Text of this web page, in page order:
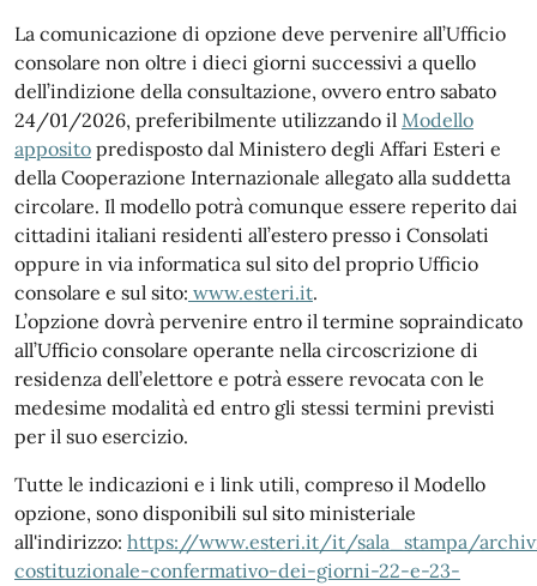
La comunicazione di opzione deve pervenire all’Ufficio
consolare non oltre i dieci giorni successivi a quello
dell’indizione della consultazione, ovvero entro sabato
24/01/2026, preferibilmente utilizzando il Modello
apposito predisposto dal Ministero degli Affari Esteri e
della Cooperazione Internazionale allegato alla suddetta
circolare. Il modello potrà comunque essere reperito dai
cittadini italiani residenti all’estero presso i Consolati
oppure in via informatica sul sito del proprio Ufficio
consolare e sul sito: www.esteri.it.
L’opzione dovrà pervenire entro il termine sopraindicato
all’Ufficio consolare operante nella circoscrizione di
residenza dell’elettore e potrà essere revocata con le
medesime modalità ed entro gli stessi termini previsti
per il suo esercizio.
Tutte le indicazioni e i link utili, compreso il Modello
opzione, sono disponibili sul sito ministeriale
all'indirizzo: https://www.esteri.it/it/sala_stampa/
costituzionale-confermativo-dei-giorni-22-e-23-